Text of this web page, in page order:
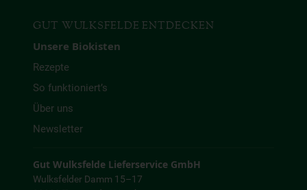
GUT WULKSFELDE ENTDECKEN
Unsere Biokisten
Rezepte
So funktioniert’s
Über uns
Newsletter
Gut Wulksfelde Lieferservice GmbH
Wulksfelder Damm 15–17